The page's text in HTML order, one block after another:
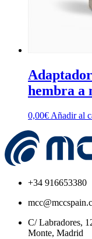
hembra a
0,00€ Añadir al
+34 916653380
C/ Labradores,
Monte, Madrid